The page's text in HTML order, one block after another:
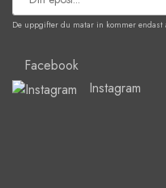
De uppgifter du matar in kommer endast
Facebook
Instagram